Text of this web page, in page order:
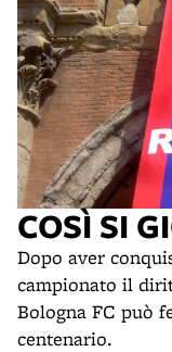
COSÌ SI
Dopo aver
campionato il
Bologna FC può
centenario.